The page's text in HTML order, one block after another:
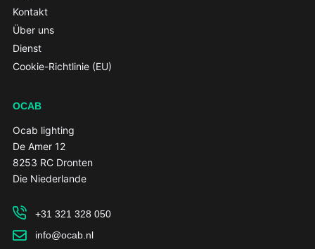
Kontakt
Über uns
Dienst
Cookie-Richtlinie (EU)
OCAB
Ocab lighting
De Amer 12
8253 RC Dronten
Die Niederlande
+31 321 328 050
info@ocab.nl